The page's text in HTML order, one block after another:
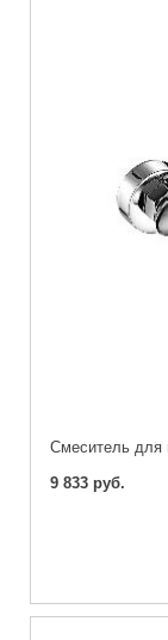
Cмеситель для
9 833 руб.